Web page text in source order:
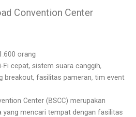
Convention Center
orang
Fi cepat, sistem suara canggih,
breakout, fasilitas pameran, tim event
Center (BSCC) merupakan
yang mencari tempat dengan fasilitas